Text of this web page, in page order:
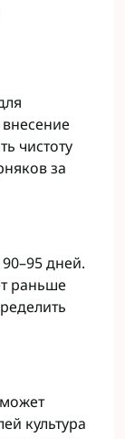
чистоту
за
дней.
раньше
культура